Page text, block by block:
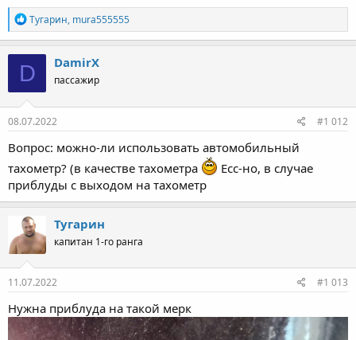
Р
е
а
к
ц
и
и
:
Тугарин, mura555555
D DamirX
пассажир
08.07.2022 #1 012
Вопрос: можно-ли использовать автомобильный
тахометр? (в качестве тахометра
Есс-но, в случае
приблуды с выходом на тахометр
Тугарин
капитан 1-го ранга
11.07.2022 #1 013
Нужна приблуда на такой мерк